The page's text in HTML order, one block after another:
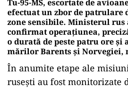
Tu-95-MS, escortate de
efectuat un zbor de patrulare
zone sensibile. Ministerul
confirmat operațiunea,
o durată de peste patru ore
mărilor Barents și Norvegiei,
În anumite etape ale
rusești au fost monitorizate